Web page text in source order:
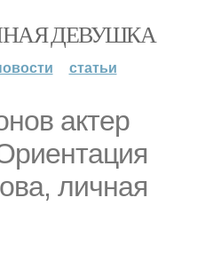
ДЕВУШКА
статьи
актер
личная